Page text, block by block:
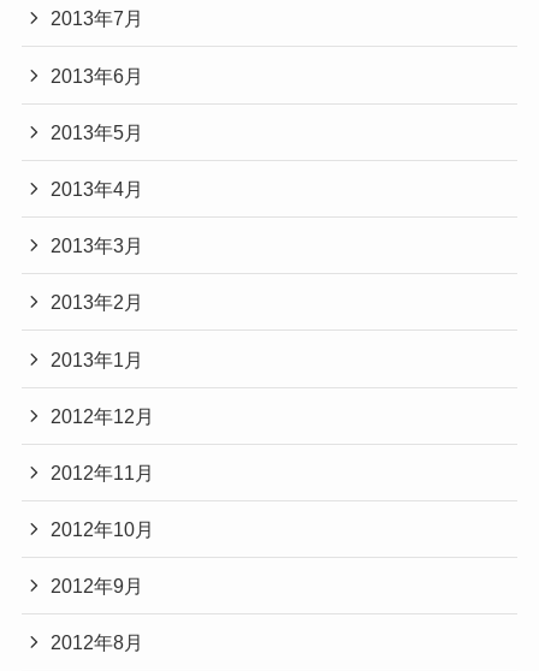
2013年7月
2013年6月
2013年5月
2013年4月
2013年3月
2013年2月
2013年1月
2012年12月
2012年11月
2012年10月
2012年9月
2012年8月